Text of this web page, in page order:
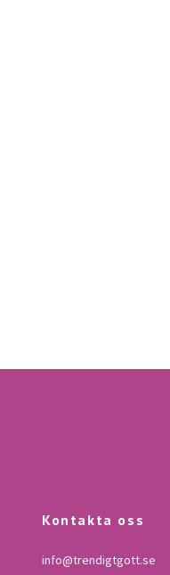
Kontakta oss
info@trendigtgott.se